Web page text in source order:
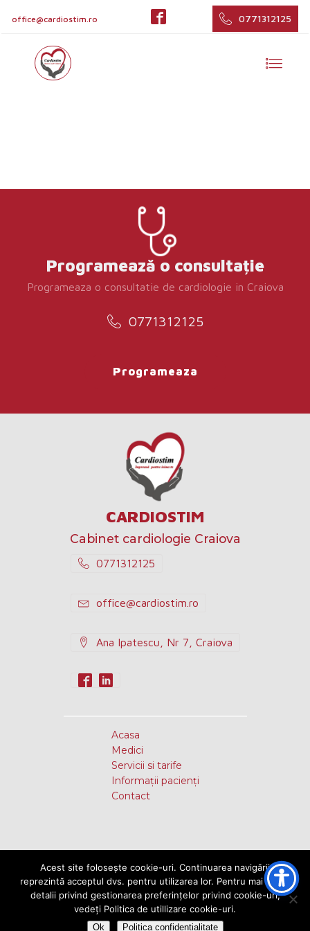
office@cardiostim.ro 0771312125
Programează o consultație
Programeaza o consultatie de cardiologie in Craiova
0771312125
Programeaza
CARDIOSTIM
Cabinet cardiologie Craiova
0771312125
office@cardiostim.ro
Ana Ipatescu, Nr 7, Craiova
Acasa
Medici
Servicii si tarife
Informații pacienți
Contact
Politica de confidentialitate
Acest site folosește cookie-uri. Continuarea navigării
reprezintă acceptul dvs. pentru utilizarea lor. Pentru mai multe
detalii privind gestionarea preferințelor privind cookie-uri,
vedeți Politica de utillizare cookie-uri.
Ok Politica confidentialitate